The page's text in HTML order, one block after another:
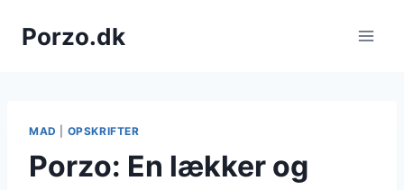
Porzo.dk
MAD OPSKRIFTER
Porzo: En lækker og